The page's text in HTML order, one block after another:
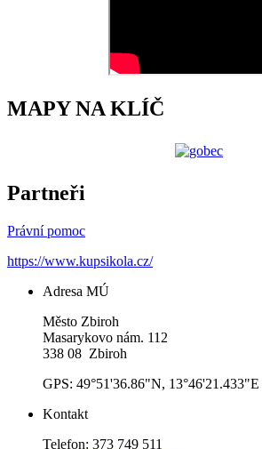
MAPY NA KLÍČ
Partneři
Právní pomoc
https://www.kupsikola.cz/
Adresa MÚ
Město Zbiroh
Masarykovo nám. 112
338 08 Zbiroh
GPS: 49°51'36.86"N, 13°46'21.433"E
Kontakt
Telefon: 373 749 511